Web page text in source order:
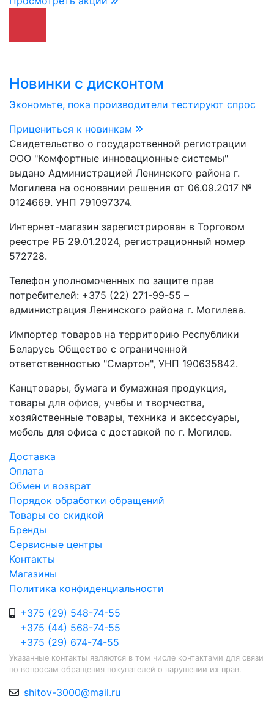
Новинки с дисконтом
Экономьте, пока производители тестируют спрос
Прицениться к новинкам
Свидетельство о государственной регистрации
ООО "Комфортные инновационные системы"
выдано Администрацией Ленинского района г.
Могилева на основании решения от 06.09.2017 №
0124669. УНП 791097374.
Интернет-магазин зарегистрирован в Торговом
реестре РБ 29.01.2024, регистрационный номер
572728.
Телефон уполномоченных по защите прав
потребителей: +375 (22) 271-99-55 –
администрация Ленинского района г. Могилева.
Импортер товаров на территорию Республики
Беларусь Общество с ограниченной
ответственностью "Смартон", УНП 190635842.
Канцтовары, бумага и бумажная продукция,
товары для офиса, учебы и творчества,
хозяйственные товары, техника и аксессуары,
мебель для офиса с доставкой по г. Могилев.
Доставка
Оплата
Обмен и возврат
Порядок обработки обращений
Товары со скидкой
Бренды
Сервисные центры
Контакты
Магазины
Политика конфиденциальности
+375 (29) 548-74-55
+375 (44) 568-74-55
+375 (29) 674-74-55
Указанные контакты являются в том числе контактами для связи
по вопросам обращения покупателей о нарушении их прав.
shitov-3000@mail.ru